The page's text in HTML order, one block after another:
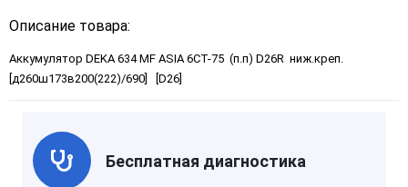
Описание товара:
Аккумулятор DEKA 634 MF ASIA 6СТ-75 (п.п) D26R ниж.креп.
[д260ш173в200(222)/690] [D26]
Бесплатная диагностика